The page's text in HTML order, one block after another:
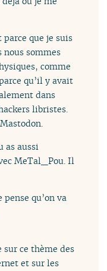
parce que je suis
nous sommes
comme
qu’il y avait
dans
libristes.
as aussi
MeTal_Pou. Il
qu’on va
sur ce thème des
et sur les